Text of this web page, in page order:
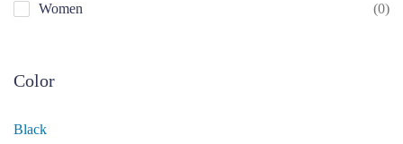
Women (0)
Color
Black